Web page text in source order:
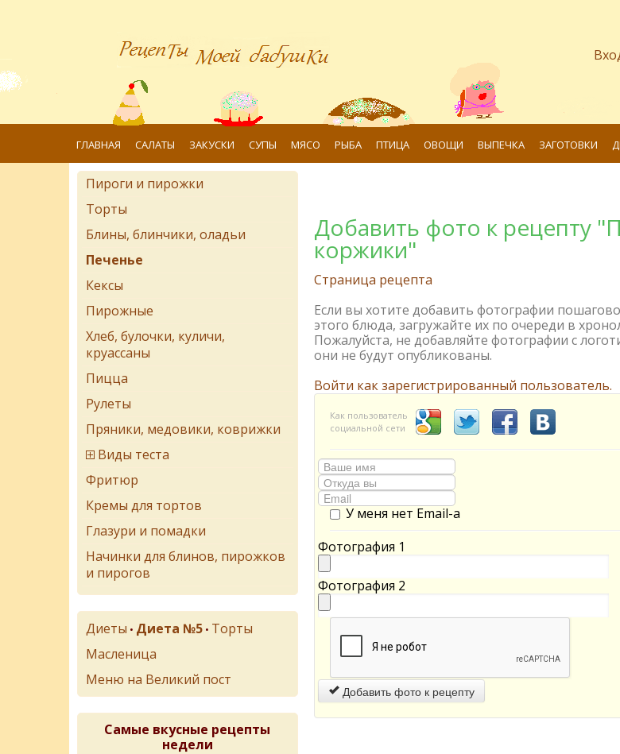
ГЛАВНАЯ САЛАТЫ ЗАКУСКИ СУПЫ МЯСО РЫБА ПТИЦА ОВОЩИ ВЫПЕЧКА ЗАГОТОВКИ
Добавить фото к рецепту
коржики"
Страница рецепта
Если вы хотите добавить фотографии
этого блюда, загружайте их по очереди в
Пожалуйста, не добавляйте фотографии с
они не будут опубликованы.
Войти как зарегистрированный пользователь.
Как пользователь
социальной сети
У меня нет Email-а
Фотография 1
Фотография 2
Добавить фото к рецепту
Пироги и пирожки
Торты
Блины, блинчики, оладьи
Печенье
Кексы
Пирожные
Хлеб, булочки, куличи,
круассаны
Пицца
Рулеты
Пряники, медовики, коврижки
Виды теста
Фритюр
Кремы для тортов
Глазури и помадки
Начинки для блинов, пирожков
и пирогов
Диеты • Диета №5 • Торты
Масленица
Меню на Великий пост
Самые вкусные рецепты
недели